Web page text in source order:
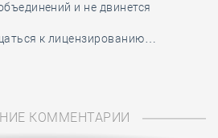
и не двинется
к лицензированию…
КОММЕНТАРИИ